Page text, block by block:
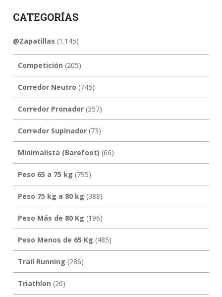
CATEGORÍAS
@Zapatillas (1.145)
Competición (205)
Corredor Neutro (745)
Corredor Pronador(357)
Corredor Supinador(73)
Minimalista (Barefoot) (66)
Peso 65 a 75 kg (795)
Peso 75 kg a 80 kg (388)
Peso Más de 80 Kg (196)
Peso Menos de 65 Kg (485)
Trail Running (286)
Triathlon (26)